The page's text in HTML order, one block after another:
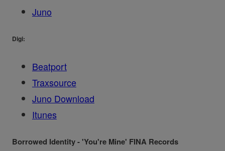
Juno
Digi:
Beatport
Traxsource
Juno Download
Itunes
Borrowed Identity - 'You're Mine' FINA Records